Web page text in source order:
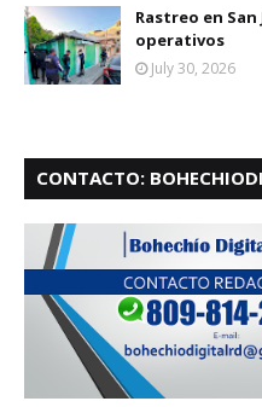
Rastreo en
operativos
July 30, 2026
CONTACTO: